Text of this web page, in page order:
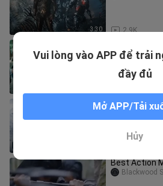
3:30 2.9K
the Yakuza
The Climbers
Best Action
Blackwood
Vui lòng vào APP để trải
đầy đủ
Mở APP/Tải
Hủy